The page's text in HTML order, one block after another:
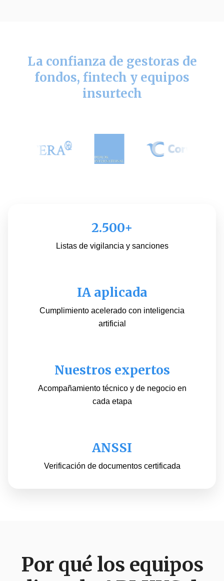
La confianza de gestoras de
fondos, fintech y equipos
insurtech
2.500+
Listas de vigilancia y sanciones
IA aplicada
Cumplimiento acelerado con inteligencia
artificial
Nuestros expertos
Acompañamiento técnico y de negocio en
cada etapa
ANSSI
Verificación de documentos certificada
Por qué los equipos